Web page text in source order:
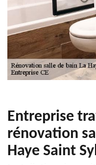
Entreprise
rénovation
Haye Saint